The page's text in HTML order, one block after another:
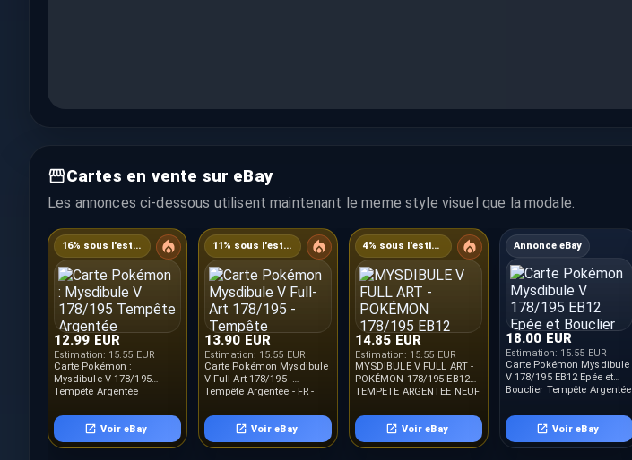
Cartes en vente sur eBay
Les annonces ci-dessous utilisent maintenant le meme style visuel que la modale.
16% sous l'estimation
12.99 EUR
Estimation: 15.55 EUR
Carte Pokémon :
Mysdibule V 178/195
Tempête Argentée
Voir eBay
11% sous l'estimation
13.90 EUR
Estimation: 15.55 EUR
Carte Pokémon Mysdibule
V Full-Art 178/195 -
Tempête Argentée - FR -
Voir eBay
4% sous l'estimation
14.85 EUR
Estimation: 15.55 EUR
MYSDIBULE V FULL ART -
POKÉMON 178/195 EB12
TEMPETE ARGENTEE NEUF
Voir eBay
Annonce eBay
18.00 EUR
Estimation: 15.55 EUR
Carte Pokémon Mysdibule
V 178/195 EB12 Epée et
Bouclier Tempête Argentée
Voir eBay